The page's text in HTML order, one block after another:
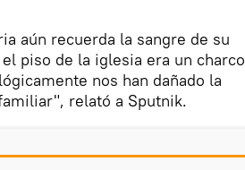
aún recuerda la sangre de su
piso de la iglesia era un charco
nos han dañado la
relató a Sputnik.